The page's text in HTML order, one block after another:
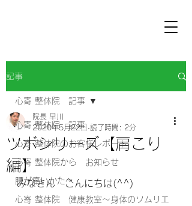
記事
心寄 整体院 記事
心寄 整体院のお客様レポート
心寄 整体院から お知らせ
腰が痛いかたへ
心寄 整体院 健康教室～身体のソムリエ
心寄 整体院 記事
ツボシリーズ【肩こり
編】
院長 早川
2020年5月22日 読了時間: 2分
みなさん　こんにちは(^^)